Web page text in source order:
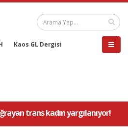
Kaos GL Dergisi
trans kadın yargılanıyor!